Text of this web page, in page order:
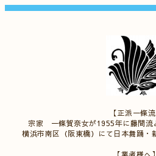
【正派一條流
宗家 一條賀奈女が1955年に藤間流
横浜市南区（阪東橋）にて日本舞踊・